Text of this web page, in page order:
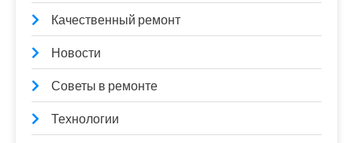
Качественный ремонт
Новости
Советы в ремонте
Технологии